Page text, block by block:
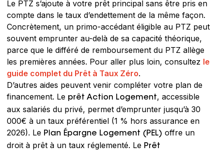
Le PTZ s’ajoute à votre prêt principal sans être pris en
compte dans le taux d’endettement de la même façon.
Concrètement, un primo-accédant éligible au PTZ peut
souvent emprunter au-delà de sa capacité théorique,
parce que le différé de remboursement du PTZ allège
les premières années. Pour aller plus loin, consultez le
guide complet du Prêt à Taux Zéro.
D’autres aides peuvent venir compléter votre plan de
financement. Le prêt Action Logement, accessible
aux salariés du privé, permet d’emprunter jusqu’à 30
000€ à un taux préférentiel (1 % hors assurance en
2026). Le Plan Épargne Logement (PEL) offre un
droit à prêt à un taux réglementé. Le Prêt